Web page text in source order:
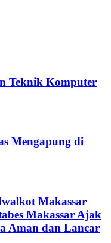
Teknik Komputer
Mengapung di
Makassar
Makassar Ajak
Aman dan Lancar